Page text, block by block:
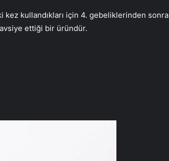
kez kullandıkları için 4. gebeliklerinden sonra
ettiği bir üründür.